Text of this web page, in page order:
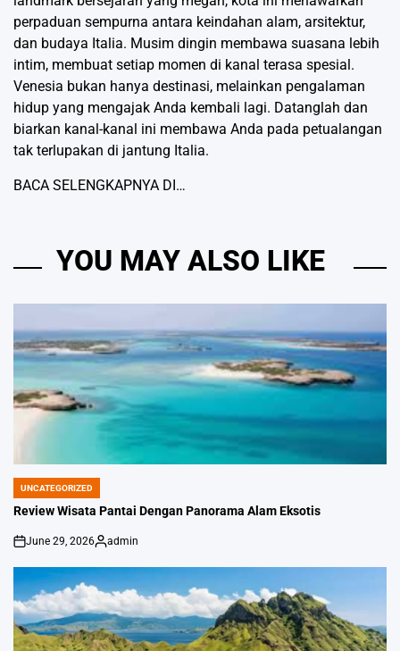
perpaduan sempurna antara keindahan alam, arsitektur,
dan budaya Italia. Musim dingin membawa suasana lebih
intim, membuat setiap momen di kanal terasa spesial.
Venesia bukan hanya destinasi, melainkan pengalaman
hidup yang mengajak Anda kembali lagi. Datanglah dan
biarkan kanal-kanal ini membawa Anda pada petualangan
tak terlupakan di jantung Italia.
BACA SELENGKAPNYA DI…
YOU MAY ALSO LIKE
POSTED
IN
UNCATEGORIZED
Review Wisata Pantai Dengan Panorama Alam Eksotis
on
June 29, 2026
Posted
admin